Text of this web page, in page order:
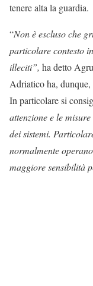
tenere alta la guardia.
“Non è escluso che
particolare contesto
illeciti”, ha detto
Adriatico ha,
In particolare si
attenzione e le
dei sistemi.
normalmente
maggiore sensibilità